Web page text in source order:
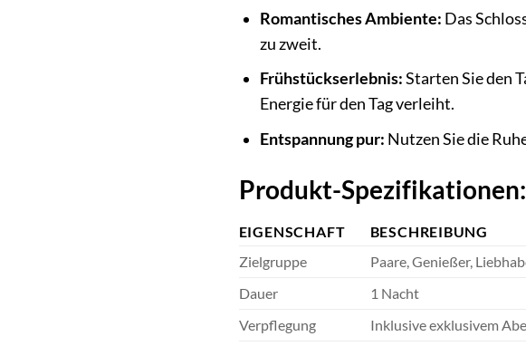
Romantisches Ambiente: Das
zu zweit.
Frühstückserlebnis:Starten Sie den
Energie für den Tag verleiht.
Entspannung pur: Nutzen Sie die
Produkt-
EIGENSCHAFT
BESCHREIBUNG
Zielgruppe
Paare, Genießer,
Dauer
1 Nacht
Verpflegung
Inklusive exklusivem